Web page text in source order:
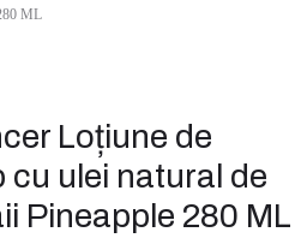
ML
Loțiune de
cu ulei natural de
Pineapple 280 ML